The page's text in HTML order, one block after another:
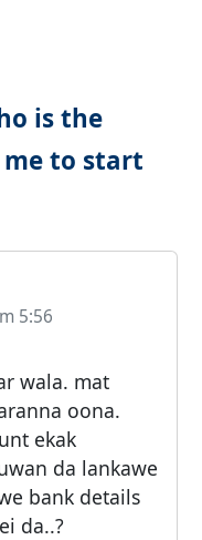
is the
to start
5:56
wala. mat
oona.
ekak
da lankawe
bank details
da..?